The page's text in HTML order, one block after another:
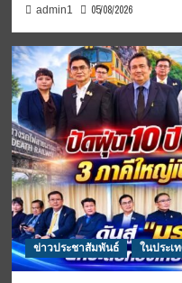
admin1 05/08/2026
ข่าวประชาสัมพันธ์ ในประเ